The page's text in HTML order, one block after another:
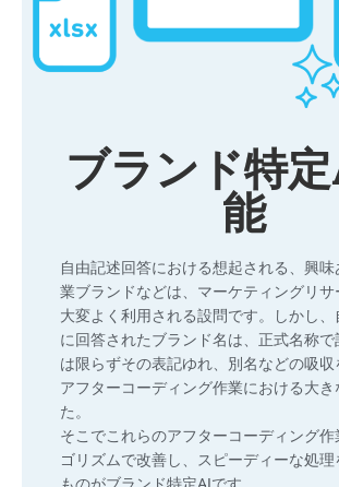
ブランド特
能
自由記述回答における想起される、興
業ブランドなどは、マーケティングリサ
大変よく利用される設問です。しかし
に回答されたブランド名は、正式名称で
は限らずその表記ゆれ、別名などの吸収
アフターコーディング作業における大き
た。
そこでこれらのアフターコーディング
ゴリズムで改善し、スピーディーな処理
ものがブランド特定AIです。